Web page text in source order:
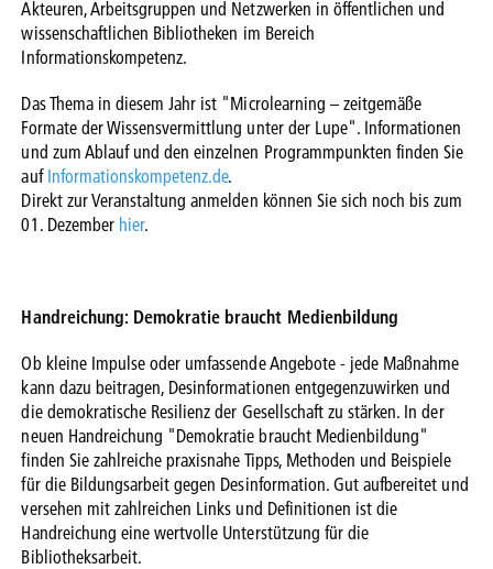
Akteuren, Arbeitsgruppen und Netzwerken in öffentlichen und
wissenschaftlichen Bibliotheken im Bereich
Informationskompetenz.
Das Thema in diesem Jahr ist "Microlearning – zeitgemäße
Formate der Wissensvermittlung unter der Lupe". Informationen
und zum Ablauf und den einzelnen Programmpunkten finden Sie
aufInformationskompetenz.de.
Direkt zur Veranstaltung anmelden können Sie sich noch bis zum
01. Dezember hier.
Handreichung: Demokratie braucht Medienbildung
Ob kleine Impulse oder umfassende Angebote - jede Maßnahme
kann dazu beitragen, Desinformationen entgegenzuwirken und
die demokratische Resilienz der Gesellschaft zu stärken. In der
neuen Handreichung "Demokratie braucht Medienbildung"
finden Sie zahlreiche praxisnahe Tipps, Methoden und Beispiele
für die Bildungsarbeit gegen Desinformation. Gut aufbereitet und
versehen mit zahlreichen Links und Definitionen ist die
Handreichung eine wertvolle Unterstützung für die
Bibliotheksarbeit.